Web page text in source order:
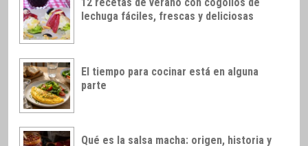
lechuga fáciles, frescas y deliciosas
El tiempo para cocinar está en alguna
parte
Qué es la salsa macha: origen, historia y